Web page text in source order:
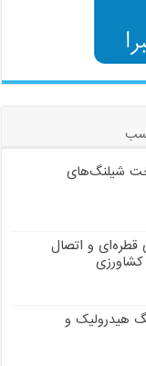
شیلنگ‌های
قطره‌ای و اتصال
کشاورزی
۷ نوع شیلنگ هیدرولیک و